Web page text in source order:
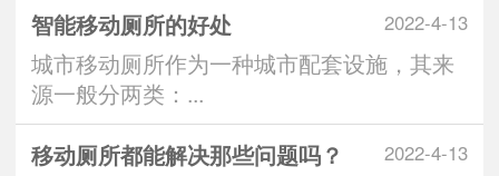
2022-4-13
智能移动厕所的好处
城市移动厕所作为一种城市配套设施，其来
源一般分两类：...
2022-4-13
移动厕所都能解决那些问题吗？